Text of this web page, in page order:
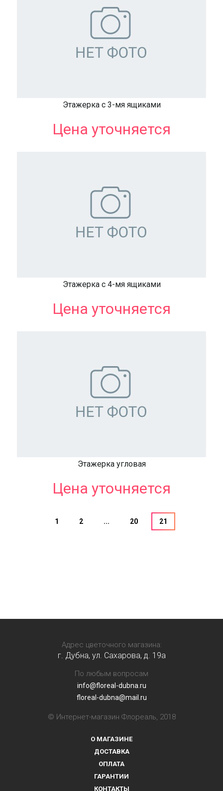
Этажерка с 3-мя ящиками
Цена уточняется
Этажерка с 4-мя ящиками
Цена уточняется
Этажерка угловая
Цена уточняется
1 2 ... 20 21
Адрес цветочного магазина:
г. Дубна, ул. Сахарова, д. 19a
По любым вопросам
info@floreal-dubna.ru
floreal-dubna@mail.ru
© Интернет-магазин Флореаль, 2018
О МАГАЗИНЕ
ДОСТАВКА
ОПЛАТА
ГАРАНТИИ
КОНТАКТЫ